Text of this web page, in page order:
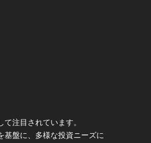
注目されています。
基盤に、多様な投資ニーズに